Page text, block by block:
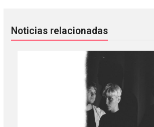
Noticias relacionadas